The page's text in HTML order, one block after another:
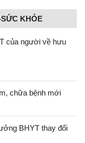
KHỎE
của người về hưu
chữa bệnh mới
BHYT thay đổi